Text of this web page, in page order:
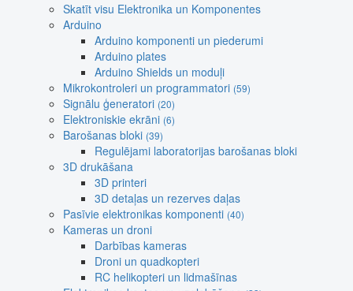
Skatīt visu Elektronika un Komponentes
Arduino
Arduino komponenti un piederumi
Arduino plates
Arduino Shields un moduļi
Mikrokontroleri un programmatori (59)
Signālu ģeneratori (20)
Elektroniskie ekrāni (6)
Barošanas bloki (39)
Regulējami laboratorijas barošanas bloki
3D drukāšana
3D printeri
3D detaļas un rezerves daļas
Pasīvie elektronikas komponenti (40)
Kameras un droni
Darbības kameras
Droni un quadkopteri
RC helikopteri un lidmašīnas